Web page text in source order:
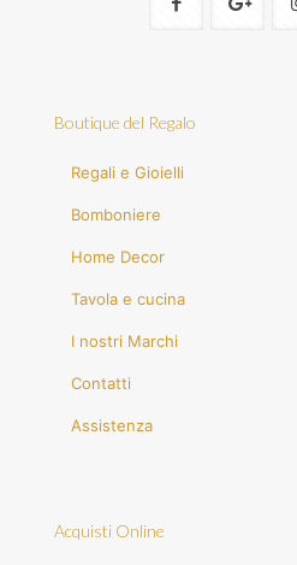
Boutique del Regalo
Regali e Gioielli
Bomboniere
Home Decor
Tavola e cucina
I nostri Marchi
Contatti
Assistenza
Acquisti Online